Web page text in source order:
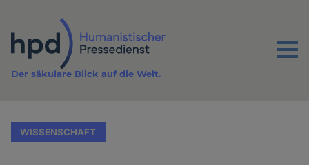
Inhalt
Menu
Der säkulare Blick auf die Welt.
WISSENSCHAFT